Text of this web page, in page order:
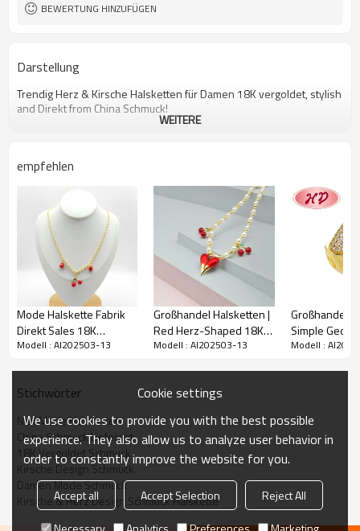
BEWERTUNG HINZUFÜGEN
Darstellung
Trendig Herz & Kirsche Halsketten für Damen 18K vergoldet, stylish
and Direkt from China Schmuck!
WEITERE
empfehlen
Mode Halskette Fabrik
Direkt Sales 18K
Vergoldet Kirsche
Modell : AI202503-13
Großhandel Halsketten |
Red Herz-Shaped 18K
Vergoldet Damen
Modell : AI202503-13
Großhandel
Simple
Adjustable
Modell :
Stichwörter
Neu Mode Halsketten
China Schmuck Lieferant
18K Vergoldet Schmuck
Kirsche Design Schmuck
Damen Mode Schmuck
Kirsche & Herz Design Schmuck Halskette
Cookie settings
We use cookies to provide you with the best possible
experience. They also allow us to analyze user behavior in
order to constantly improve the website for you.
Accept all Accept Selection
Reject All